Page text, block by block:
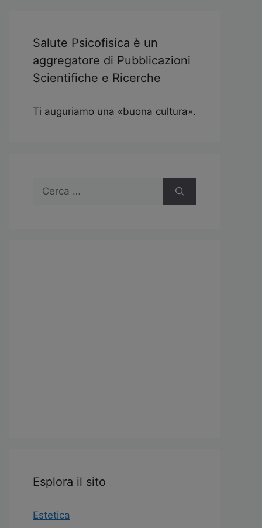
Salute Psicofisica è un
aggregatore di Pubblicazioni
Scientifiche e Ricerche
Ti auguriamo una «buona cultura».
Ricerca
Esplora il sito
Estetica